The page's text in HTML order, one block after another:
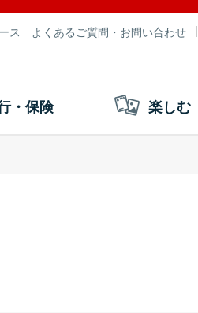
ス よくあるご質問・お問い合わせ
・保険 楽しむ